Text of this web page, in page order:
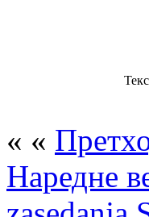
« «
Наредне